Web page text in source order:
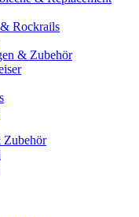
& Rockrails
& Zubehör
Zubehör